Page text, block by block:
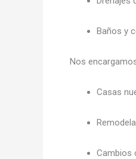
Baños y
Nos
Casas
Cambios